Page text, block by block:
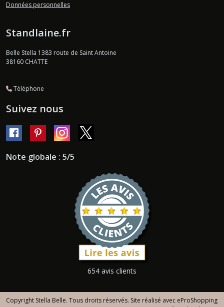
Données personnelles
Standlaine.fr
Belle Stella 1383 route de Saint Antoine
38160 CHATTE
Téléphone
Suivez nous
Note globale : 5/5
654 avis clients
Copyright Stella Belle. Tous droits réservés. Site réalisé avec eProShopping